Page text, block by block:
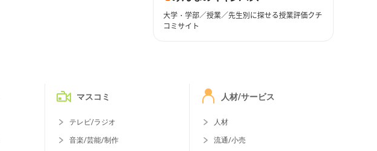
大学・学部／授業／先生別に探せる授業評価クチ
コミサイト
マスコミ
テレビ/ラジオ
音楽/芸能/制作
人材/サービス
人材
流通/小売